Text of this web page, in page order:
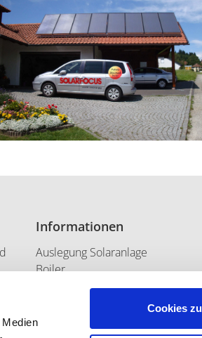
Cookies
Informationen
Auslegung Solaranlage
Boiler
Heizungs-App
Pellets